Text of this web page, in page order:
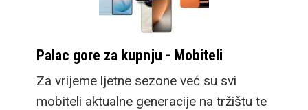
Palac gore za kupnju - Mobiteli
Za vrijeme ljetne sezone već su svi
mobiteli aktualne generacije na tržištu te